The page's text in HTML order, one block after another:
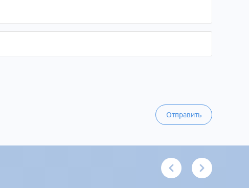
Отправить